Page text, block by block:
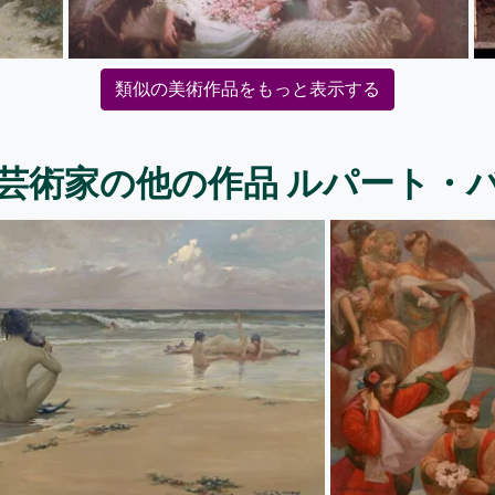
類似の美術作品をもっと表示する
術家の他の作品 ルパート・